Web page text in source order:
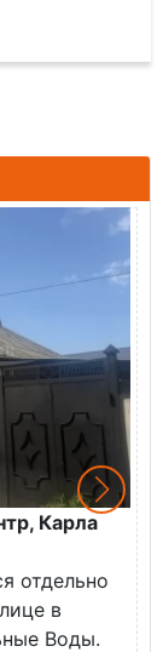
Карла
отдельно
в
Воды.